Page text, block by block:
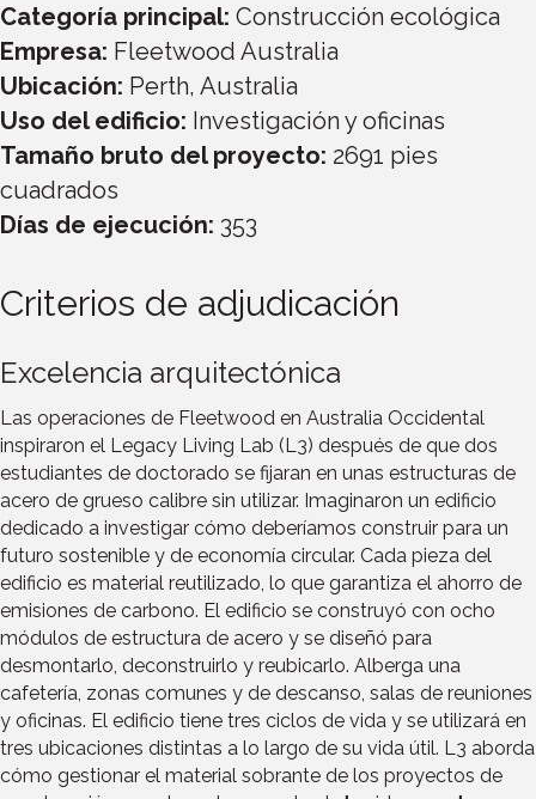
Categoría principal: Construcción ecológica
Empresa: Fleetwood Australia
Ubicación: Perth, Australia
Uso del edificio: Investigación y oficinas
Tamaño bruto del proyecto: 2691 pies
cuadrados
Días de ejecución: 353
Criterios de adjudicación
Excelencia arquitectónica
Las operaciones de Fleetwood en Australia Occidental
inspiraron el Legacy Living Lab (L3) después de que dos
estudiantes de doctorado se fijaran en unas estructuras de
acero de grueso calibre sin utilizar. Imaginaron un edificio
dedicado a investigar cómo deberíamos construir para un
futuro sostenible y de economía circular. Cada pieza del
edificio es material reutilizado, lo que garantiza el ahorro de
emisiones de carbono. El edificio se construyó con ocho
módulos de estructura de acero y se diseñó para
desmontarlo, deconstruirlo y reubicarlo. Alberga una
cafetería, zonas comunes y de descanso, salas de reuniones
y oficinas. El edificio tiene tres ciclos de vida y se utilizará en
tres ubicaciones distintas a lo largo de su vida útil. L3 aborda
cómo gestionar el material sobrante de los proyectos de